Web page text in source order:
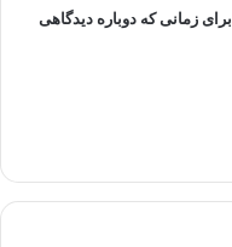
زمانی که دوباره دیدگاهی